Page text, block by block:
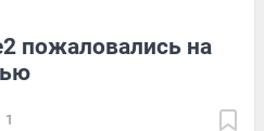
пожаловались на
1